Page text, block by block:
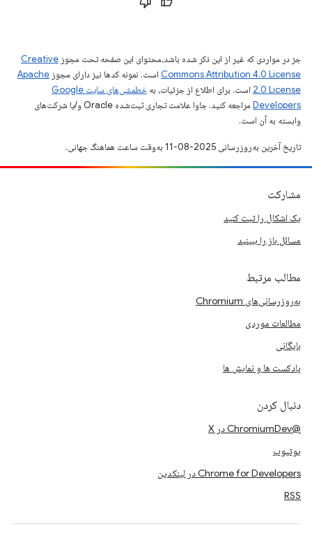
جز در مواردی که غیر از این ذکر شده باشد،‌محتوای این صفحه تحت مجوز Creative
Commons Attribution 4.0 License است. نمونه کدها نیز دارای مجوز Apache
2.0 License است. برای اطلاع از جزئیات، به
خطمشی‌های سایت Google
Developers‏
مراجعه کنید. جاوا علامت تجاری ثبت‌شده Oracle و/یا شرکت‌های
وابسته به آن است.
تاریخ آخرین به‌روزرسانی 2025-08-11 به‌وقت ساعت هماهنگ جهانی.
مشارکت
یک اشکال را ثبت کنید
مسائل باز را ببینید
مطالب مرتبط
به‌روزرسانی‌های Chromium
مطالعات موردی
بایگانی
پادکست ها و نمایش ها
دنبال کردن
@ChromiumDev در X
یوتیوب
Chrome for Developers در لینکدین
RSS